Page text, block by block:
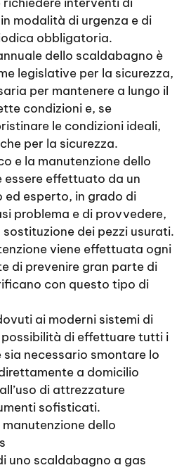
modalità di urgenza e di
obbligatoria.
dello scaldabagno è
legislative per la sicurezza,
per mantenere a lungo il
condizioni e, se
le condizioni ideali,
per la sicurezza.
e la manutenzione dello
effettuato da un
esperto, in grado di
problema e di provvedere,
dei pezzi usurati.
viene effettuata ogni
di prevenire gran parte di
con questo tipo di
ai moderni sistemi di
possibilità di effettuare tutti i
necessario smontare lo
a domicilio
di attrezzature
sofisticati.
dello
uno scaldabagno a gas